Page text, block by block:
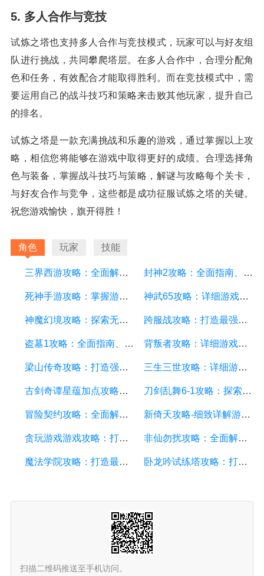
5. 多人合作与竞技
试炼之塔也支持多人合作与竞技模式，玩家可以与好友组
队进行挑战，共同攀爬塔层。在多人合作中，合理分配角
色和任务，有效配合才能取得胜利。而在竞技模式中，需
要运用自己的战斗技巧和策略来击败其他玩家，提升自己
的排名。
试炼之塔是一款充满挑战和乐趣的游戏，通过掌握以上攻
略，相信您将能够在游戏中取得更好的成绩。合理选择角
色与装备，掌握战斗技巧与策略，解谜与攻略每个关卡，
与好友合作与竞争，这些都是成功征服试炼之塔的关键。
祝您游戏愉快，旗开得胜！
角色 玩家 技能
三界西游攻略：全面解析三界西游游戏玩法、角色、装备与副本 封神2攻略：全面指南、技巧与秘籍解析
死神手游攻略：掌握游戏技巧，轻松成为顶级玩家 神武65攻略：详细游戏攻略方面的描述
神魔幻境攻略：探索无尽的魔幻世界，成为顶尖玩家 跨服战攻略：打造最强战队，征服多个服务器
盗墓1攻略：全面指南、秘籍和技巧 背叛者攻略：详细游戏攻略方面的描述
梁山传奇攻略：打造强大的英雄团队，征服江湖的必备指南 三生三世攻略：详细游戏攻略方面的描述
古剑奇谭星蕴加点攻略：打造无敌战队，征服九州大陆 刀剑乱舞6-1攻略：探索副本、培养角色和战斗技巧详解
冒险契约攻略：全面解析游戏玩法、技巧和策略 新倚天攻略-细致详解游戏攻略，助你成为顶级侠客
贪玩游戏游戏攻略：打造最强角色的详细指南 非仙勿扰攻略：全面解析游戏攻略技巧、剧情解读和角色培养
魔法学院攻略：打造最强法师的详细游戏攻略指南 卧龙吟试练塔攻略：打造最强角色，征服试炼之塔
扫描二维码推送至手机访问。